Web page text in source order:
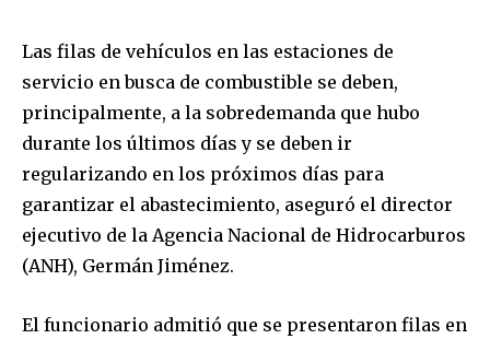
Las filas de vehículos en las estaciones de
servicio en busca de combustible se deben,
principalmente, a la sobredemanda que hubo
durante los últimos días y se deben ir
regularizando en los próximos días para
garantizar el abastecimiento, aseguró el director
ejecutivo de la Agencia Nacional de Hidrocarburos
(ANH), Germán Jiménez.
El funcionario admitió que se presentaron filas en